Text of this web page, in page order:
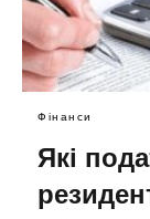
Фінанси
Які